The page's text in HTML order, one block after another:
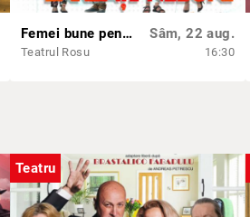
Femei bune pentru bărbați nebuni
Teatrul Rosu
Sâm, 22 aug.
16:30
Teatru